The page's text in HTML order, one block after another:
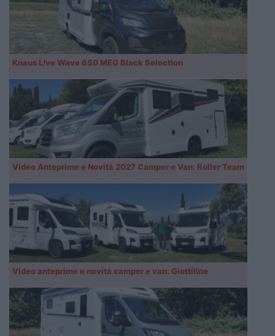
Knaus L!ve Wave 650 MEG Black Selection
Video Anteprime e Novità 2027 Camper e Van: Roller Team
Video anteprime e novità camper e van: Giottiline